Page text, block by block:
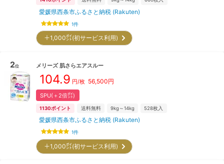
愛媛県西条市ふるさと納税 (Rakuten)
1件
＋1,000㌽(初サービス利用)
2位 メリーズ 肌さらエアスルー
104.9 円/枚 56,500円
SPU(＋2倍㌽)
1130ポイント 送料無料 9kg～14kg 528枚入
愛媛県西条市ふるさと納税 (Rakuten)
1件
＋1,000㌽(初サービス利用)